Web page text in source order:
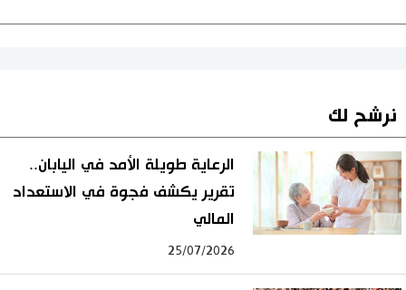
نرشح لك
الرعاية طويلة الأمد في اليابان..
تقرير يكشف فجوة في الاستعداد
المالي
25/07/2026